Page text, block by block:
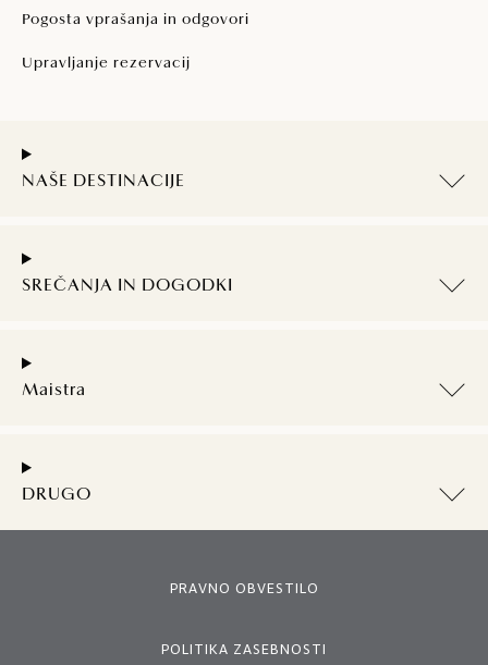
Pogosta vprašanja in odgovori
Upravljanje rezervacij
NAŠE DESTINACIJE
SREČANJA IN DOGODKI
Maistra
DRUGO
PRAVNO OBVESTILO
POLITIKA ZASEBNOSTI